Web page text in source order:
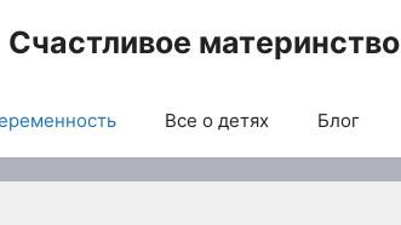
Счастливое материнство
Все о детях Блог